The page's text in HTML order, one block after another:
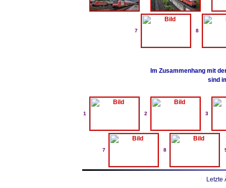
7 8
Im Zusammenhang mit
sind
1 2 3
7 8
Letzte